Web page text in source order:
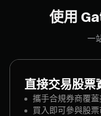
使用
一
直接交易股票
攜手合規券商覆
買入即可參與股